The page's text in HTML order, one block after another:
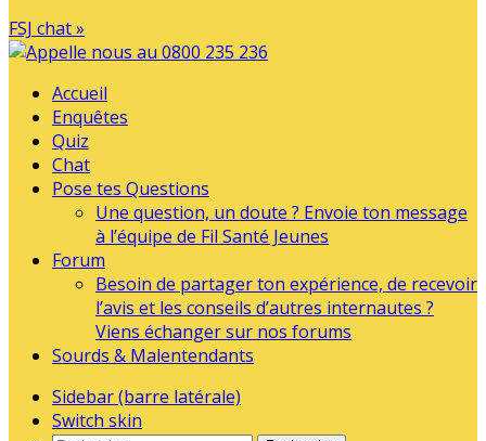
FSJ chat »
Accueil
Enquêtes
Quiz
Chat
Pose tes Questions
Une question, un doute ? Envoie ton message
à l’équipe de Fil Santé Jeunes
Forum
Besoin de partager ton expérience, de recevoir
l’avis et les conseils d’autres internautes ?
Viens échanger sur nos forums
Sourds & Malentendants
Sidebar (barre latérale)
Switch skin